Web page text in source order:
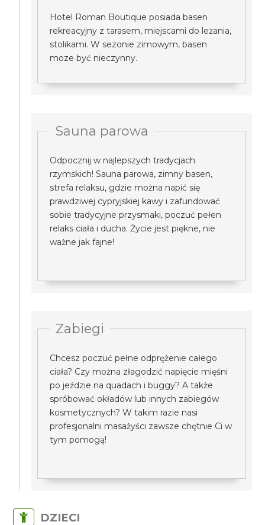
Hotel Roman Boutique posiada basen
rekreacyjny z tarasem, miejscami do leżania,
stolikami. W sezonie zimowym, basen
moze być nieczynny.
Sauna parowa
Odpocznij w najlepszych tradycjach
rzymskich! Sauna parowa, zimny basen,
strefa relaksu, gdzie można napić się
prawdziwej cypryjskiej kawy i zafundować
sobie tradycyjne przysmaki, poczuć pełen
relaks ciała i ducha. Życie jest piękne, nie
ważne jak fajne!
Zabiegi
Chcesz poczuć pełne odprężenie całego
ciała? Czy można złagodzić napięcie mięśni
po jeździe na quadach i buggy? A także
spróbować okładów lub innych zabiegów
kosmetycznych? W takim razie nasi
profesjonalni masażyści zawsze chętnie Ci w
tym pomogą!
DZIECI